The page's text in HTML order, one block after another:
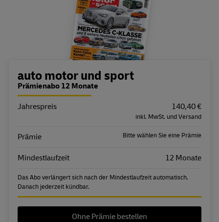
Bestellübersicht
auto motor und sport
Prämienabo 12 Monate
Eigenschaft
Jahrespreis 140,40 €
inkl. MwSt. und Versand
Prämie Bitte wählen Sie eine Prämie
Mindestlaufzeit 12 Monate
Das Abo verlängert sich nach der Mindestlaufzeit automatisch.
Danach jederzeit kündbar.
Ohne Prämie bestellen